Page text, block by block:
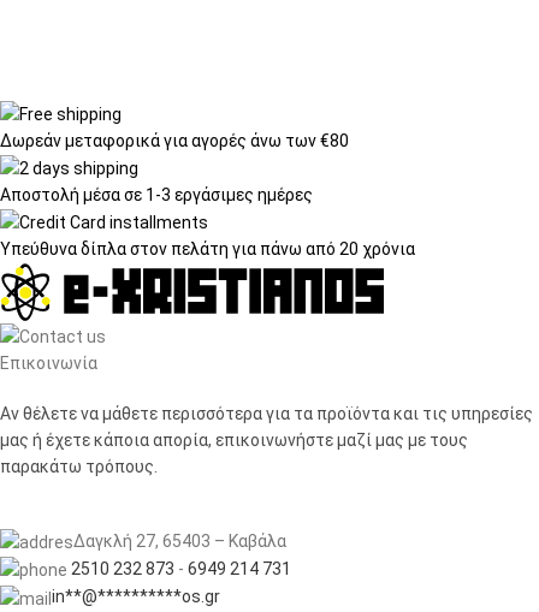
Δωρεάν μεταφορικάγια αγορές άνω των €80
Αποστολή μέσα σε 1-3 εργάσιμες ημέρες
Υπεύθυνα δίπλα στον πελάτη για πάνω από 20 χρόνια
Επικοινωνία
Αν θέλετε να μάθετε περισσότερα για τα προϊόντα και τις υπηρεσίες
μας ή έχετε κάποια απορία, επικοινωνήστε μαζί μας με τους
παρακάτω τρόπους.
Δαγκλή 27, 65403 – Καβάλα
2510 232 873 - 6949 214 731
in**@**********os.gr